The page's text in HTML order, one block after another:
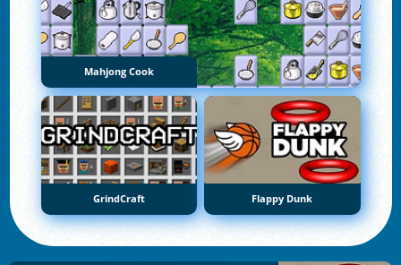
Mahjong Cook
GrindCraft Flappy Dunk